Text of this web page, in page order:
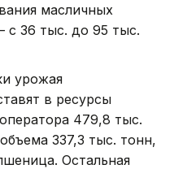
масличных
с 36 тыс. до 95 тыс.
урожая
в ресурсы
479,8 тыс.
337,3 тыс. тонн,
Остальная